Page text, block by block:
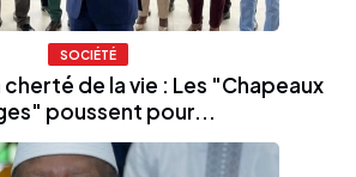
SOCIÉTÉ
de la vie : Les "Chapeaux
poussent pour...